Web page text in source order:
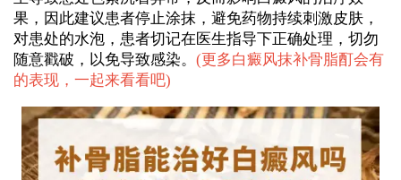
果，因此建议患者停止涂抹，避免药物持续刺激皮肤，
对患处的水泡，患者切记在医生指导下正确处理，切勿
随意戳破，以免导致感染。 (更多白癜风抹补骨脂酊会有
的表现，一起来看看吧)